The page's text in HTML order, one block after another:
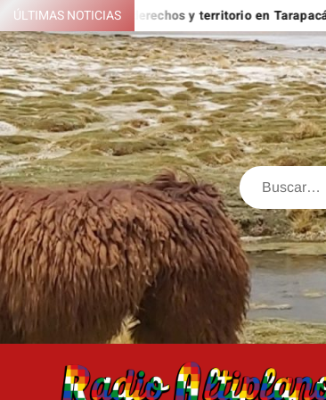
Saltar
al
contenido
ÚLTIMAS NOTICIAS
memoria, derechos y territorio en Tarapacá
Buscar